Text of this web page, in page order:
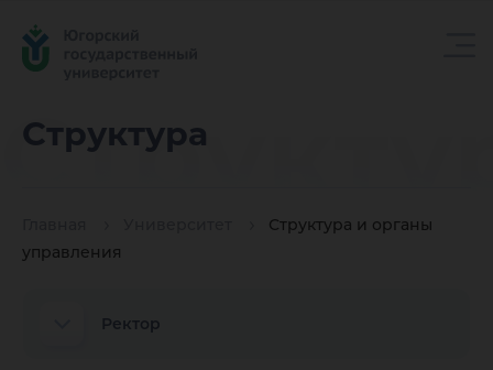
Структура
Структура и органы
управления
Ректор